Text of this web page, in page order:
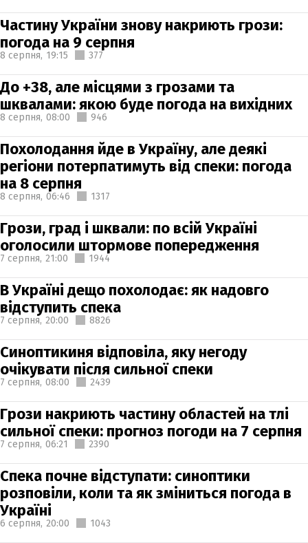
Частину України знову накриють грози:
погода на 9 серпня
8 серпня, 19:15 377
До +38, але місцями з грозами та
шквалами: якою буде погода на вихідних
8 серпня, 08:00 946
Похолодання йде в Україну, але деякі
регіони потерпатимуть від спеки: погода
на 8 серпня
8 серпня, 06:46 1317
Грози, град і шквали: по всій Україні
оголосили штормове попередження
7 серпня, 21:00 1944
В Україні дещо похолодає: як надовго
відступить спека
7 серпня, 20:00 8826
Синоптикиня відповіла, яку негоду
очікувати після сильної спеки
7 серпня, 08:00 2439
Грози накриють частину областей на тлі
сильної спеки: прогноз погоди на 7 серпня
7 серпня, 06:21 2390
Спека почне відступати: синоптики
розповіли, коли та як зміниться погода в
Україні
6 серпня, 20:00 1043